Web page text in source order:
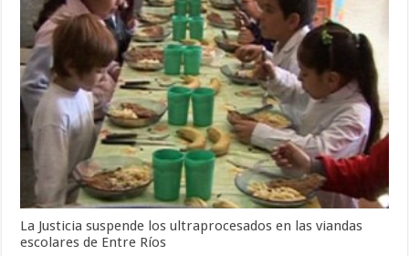
La Justicia suspende los ultraprocesados en las viandas
escolares de Entre Ríos